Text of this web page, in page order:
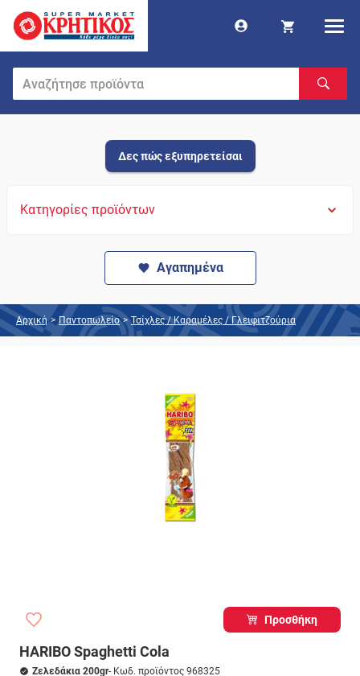
Δες πώς εξυπηρετείσαι
Κατηγορίες προϊόντων
Αγαπημένα
Αρχική > Παντοπωλείο > Τσίχλες / Καραμέλες / Γλειφιτζούρια
Προσθήκη
HARIBO Spaghetti Cola
Ζελεδάκια 200gr- Κωδ. προϊόντος 968325